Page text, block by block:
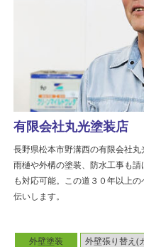
外壁塗装 外壁張り替え(
有限会社丸光塗装店
長野県松本市野溝西の有限会社丸
雨樋や外構の塗装、防水工事も
も対応可能。この道３０年以上
伝いします。